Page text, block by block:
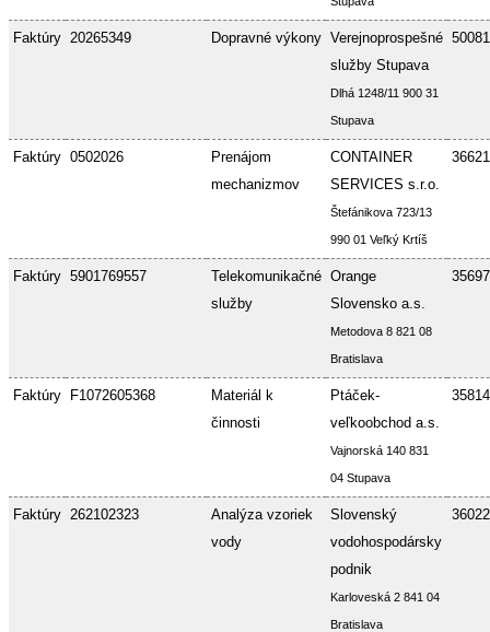
Faktúry 20265349 Dopravné výkony Verejnoprospešné
služby Stupava
Dlhá 1248/11 900 31
Stupava
Faktúry 0502026
Prenájom
mechanizmov
CONTAINER
SERVICES s.r.o.
Štefánikova 723/13
990 01 Veľký Krtíš
Faktúry 5901769557
Telekomunikačné
služby
Orange
Slovensko a.s.
Metodova 8 821 08
Bratislava
Faktúry F1072605368
Materiál k
činnosti
Ptáček-
veľkoobchod a.s.
Vajnorská 140 831
04 Stupava
Faktúry 262102323
Analýza vzoriek
vody
Slovenský
vodohospodársky
podnik
Karloveská 2 841 04
Bratislava